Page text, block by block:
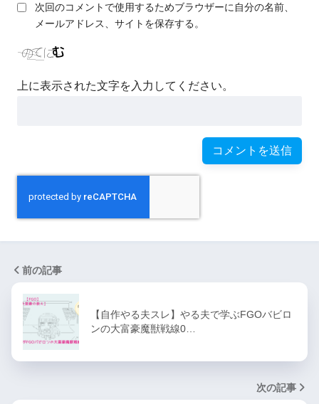
次回のコメントで使用するためブラウザーに自分の名前、
メールアドレス、サイトを保存する。
上に表示された文字を入力してください。
前の記事
【自作やる夫スレ】やる夫で学ぶFGOバビロ
ンの大富豪魔獣戦線0…
次の記事